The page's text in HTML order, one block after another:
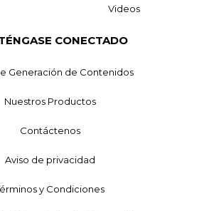
Videos
CONECTADO
Generación de Contenidos
Nuestros Productos
Contáctenos
Aviso de privacidad
y Condiciones